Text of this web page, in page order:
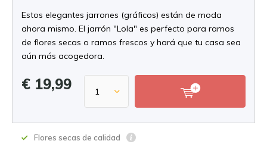
Estos elegantes jarrones (gráficos) están de moda
ahora mismo. El jarrón "Lola" es perfecto para ramos
de flores secas o ramos frescos y hará que tu casa sea
aún más acogedora.
€ 19,99
Flores secas de calidad